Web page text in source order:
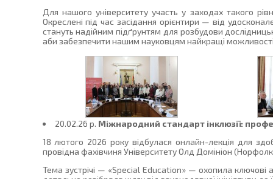
Для нашого університету участь у заходах такого
Окреслені під час засідання орієнтири — від
стануть надійним підґрунтям для розбудови
аби забезпечити нашим науковцям найкращі можливості
20.02.26 p. Міжнародний стандарт інклюзії:
18 лютого 2026 року відбулася онлайн-лекція для
провідна фахівчиня Університету Олд Домініон
Тема зустрічі — «Special Education» — охопила ключові